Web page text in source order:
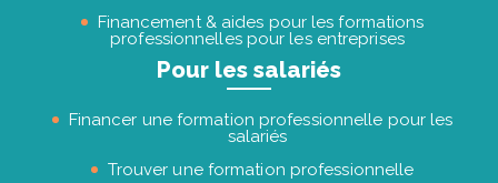
Financement & aides pour les formations
professionnelles pour les entreprises
Pour les salariés
Financer une formation professionnelle pour les
salariés
Trouver une formation professionnelle